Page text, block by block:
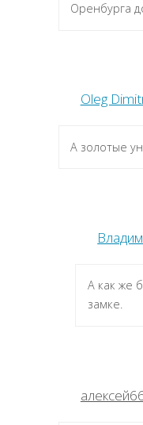
Оренбурга
Oleg
А золотые
А как же
замке.